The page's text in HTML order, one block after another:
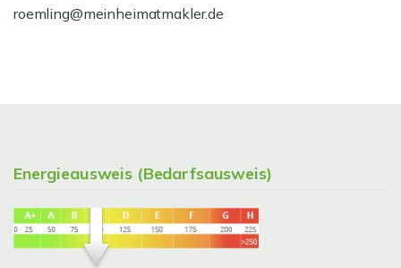
roemling@meinheimatmakler.de
Energieausweis (Bedarfsausweis)